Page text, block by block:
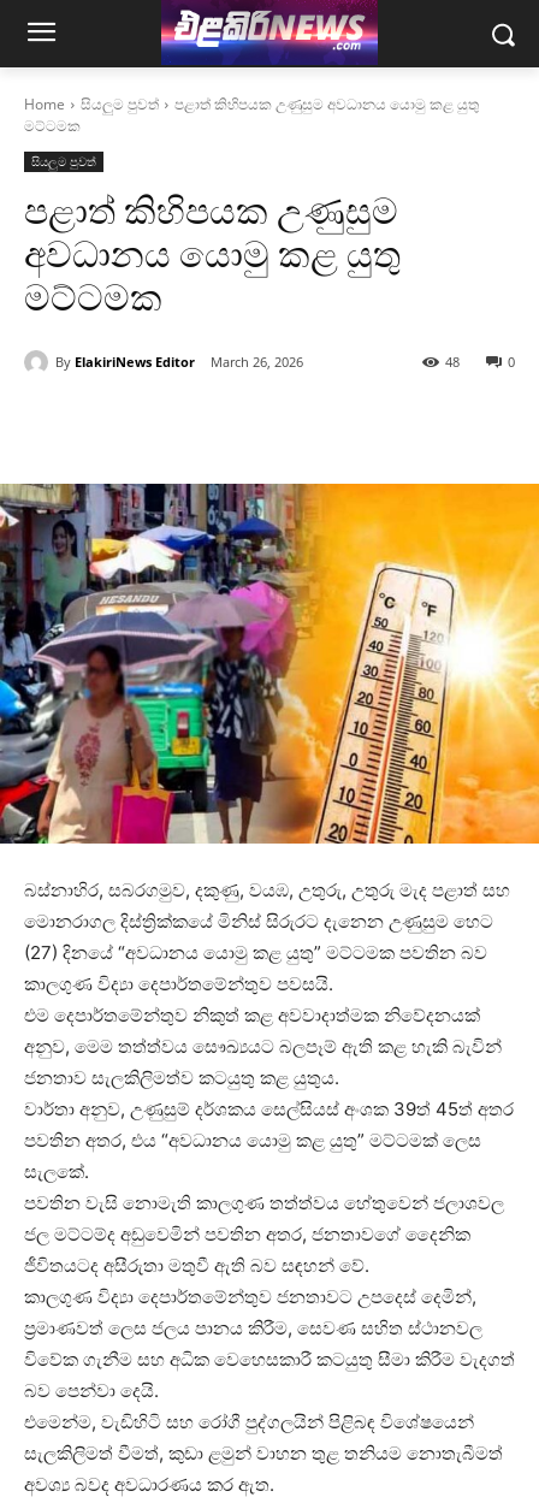
Home සියලුම පුවත්
පළාත් කිහිපයක උණුසුම අවධානය යොමු කළ යුතු
මට්ටමක
සියලුම පුවත්
පළාත් කිහිපයක උණුසුම
අවධානය යොමු කළ යුතු
මට්ටමක
By ElakiriNews Editor March 26, 2026 0
48
බස්නාහිර, සබරගමුව, දකුණු, වයඹ, උතුරු, උතුරු මැද පළාත් සහ
මොනරාගල දිස්ත්‍රික්කයේ මිනිස් සිරුරට දැනෙන උණුසුම හෙට
(27) දිනයේ “අවධානය යොමු කළ යුතු” මට්ටමක පවතින බව
කාලගුණ විද්‍යා දෙපාර්තමේන්තුව පවසයි.
එම දෙපාර්තමේන්තුව නිකුත් කළ අවවාදාත්මක නිවේදනයක්
අනුව, මෙම තත්ත්වය සෞඛ්‍යයට බලපෑම් ඇති කළ හැකි බැවින්
ජනතාව සැලකිලිමත්ව කටයුතු කළ යුතුය.
වාර්තා අනුව, උණුසුම් දර්ශකය සෙල්සියස් අංශක 39ත් 45ත් අතර
පවතින අතර, එය “අවධානය යොමු කළ යුතු” මට්ටමක් ලෙස
සැලකේ.
පවතින වැසි නොමැති කාලගුණ තත්ත්වය හේතුවෙන් ජලාශවල
ජල මට්ටම්ද අඩුවෙමින් පවතින අතර, ජනතාවගේ දෛනික
ජීවිතයටද අසීරුතා මතුවී ඇති බව සඳහන් වේ.
කාලගුණ විද්‍යා දෙපාර්තමේන්තුව ජනතාවට උපදෙස් දෙමින්,
ප්‍රමාණවත් ලෙස ජලය පානය කිරීම, සෙවණ සහිත ස්ථානවල
විවේක ගැනීම සහ අධික වෙහෙසකාරී කටයුතු සීමා කිරීම වැදගත්
බව පෙන්වා දෙයි.
එමෙන්ම, වැඩිහිටි සහ රෝගී පුද්ගලයින් පිළිබඳ විශේෂයෙන්
සැලකිලිමත් වීමත්, කුඩා ළමුන් වාහන තුළ තනියම නොතැබීමත්
අවශ්‍ය බවද අවධාරණය කර ඇත.